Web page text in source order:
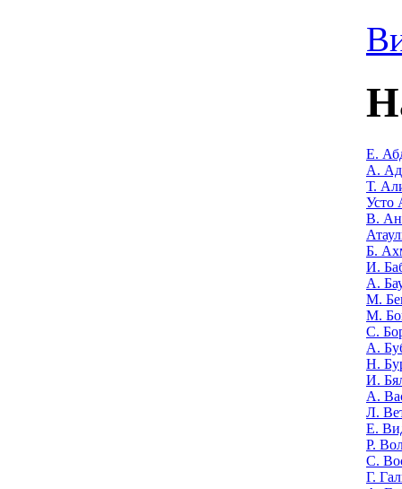
Е.
А.
Т.
Усто
В.
Б.
И.
А.
М.
М.
С.
А.
Н.
И.
А.
Л.
Е.
Р.
С.
Г.